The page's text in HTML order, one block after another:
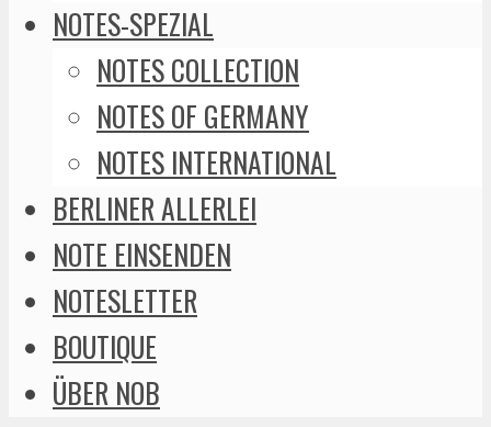
NOTES-SPEZIAL
NOTES COLLECTION
NOTES OF GERMANY
NOTES INTERNATIONAL
BERLINER ALLERLEI
NOTE EINSENDEN
NOTESLETTER
BOUTIQUE
ÜBER NOB